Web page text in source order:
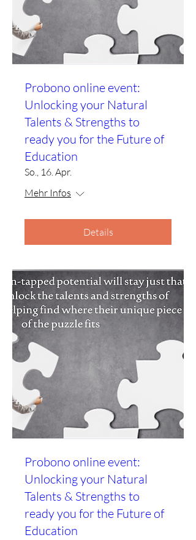
Probono online event:
Unlocking your Natural
Talents & Strengths to
ready you for the Future of
Education
So., 16. Apr.
Mehr Infos
Details
Probono online event:
Unlocking your Natural
Talents & Strengths to
ready you for the Future of
Education